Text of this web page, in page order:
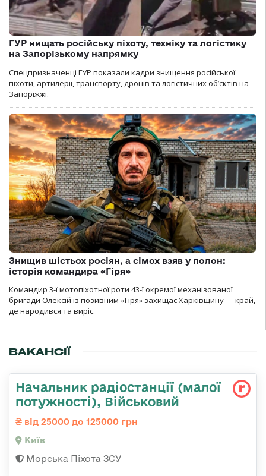
ГУР нищать російську піхоту, техніку та логістику
на Запорізькому напрямку
Спецпризначенці ГУР показали кадри знищення російської
піхоти, артилерії, транспорту, дронів та логістичних об’єктів на
Запоріжжі.
Знищив шістьох росіян, а сімох взяв у полон:
історія командира «Гіря»
Командир 3-ї мотопіхотної роти 43-ї окремої механізованої
бригади Олексій із позивним «Гіря» захищає Харківщину — край,
де народився та виріс.
ВАКАНСІЇ
Начальник радіостанції (малої
потужності), Військовий
від 25000 до 125000 грн
Київ
Морська Піхота ЗСУ